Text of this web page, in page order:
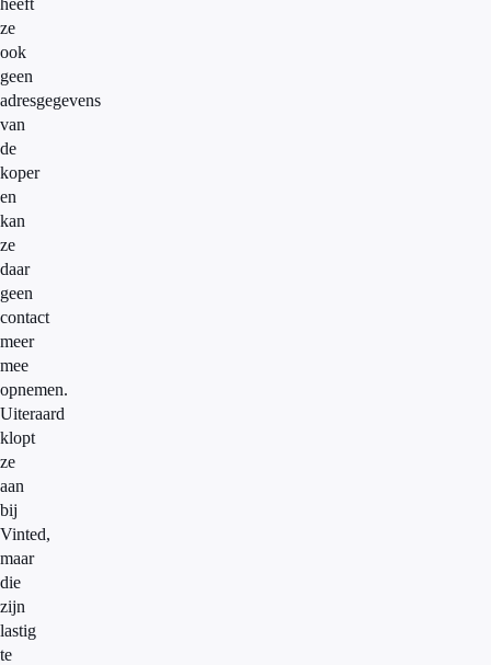
heeft
ze
ook
geen
adresgegevens
van
de
koper
en
kan
ze
daar
geen
contact
meer
mee
opnemen.
Uiteraard
klopt
ze
aan
bij
Vinted,
maar
die
zijn
lastig
te